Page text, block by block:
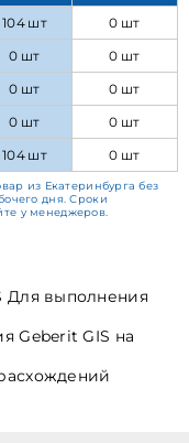
104 шт
0 шт
0 шт
0 шт
0 шт
0 шт
0 шт
0 шт
104 шт 0 шт
из Екатеринбурга без
дня. Сроки
у менеджеров.
Для выполнения
Geberit GIS на